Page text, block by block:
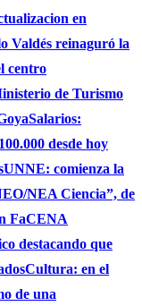
en
Valdés reinaguró la
centro
de Turismo
Salarios:
desde hoy
UNNE: comienza la
NEA Ciencia”, de
FaCENA
destacando que
Cultura: en el
de una